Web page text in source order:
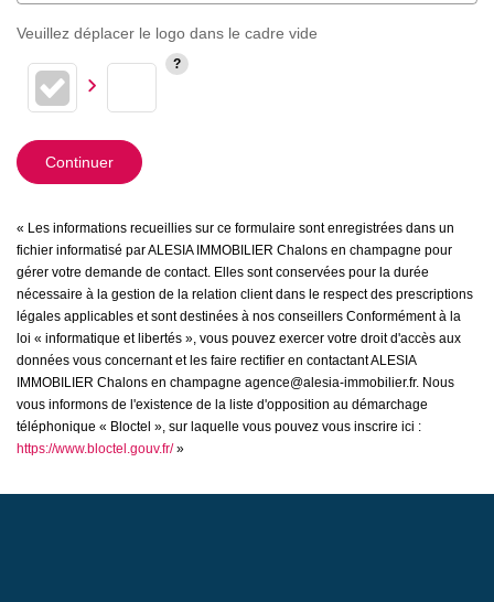
Veuillez déplacer le logo dans le cadre vide
Continuer
« Les informations recueillies sur ce formulaire sont enregistrées dans un
fichier informatisé par ALESIA IMMOBILIER Chalons en champagne pour
gérer votre demande de contact. Elles sont conservées pour la durée
nécessaire à la gestion de la relation client dans le respect des prescriptions
légales applicables et sont destinées à nos conseillers Conformément à la
loi « informatique et libertés », vous pouvez exercer votre droit d'accès aux
données vous concernant et les faire rectifier en contactant ALESIA
IMMOBILIER Chalons en champagne agence@alesia-immobilier.fr. Nous
vous informons de l'existence de la liste d'opposition au démarchage
téléphonique « Bloctel », sur laquelle vous pouvez vous inscrire ici :
https://www.bloctel.gouv.fr/»